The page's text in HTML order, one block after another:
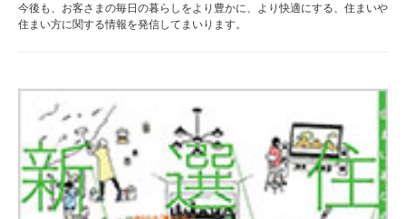
今後も、お客さまの毎日の暮らしをより豊かに、より快適にする、住まいや
住まい方に関する情報を発信してまいります。